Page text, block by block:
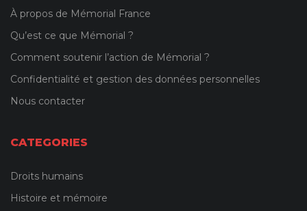
À propos de Mémorial France
Qu’est ce que Mémorial ?
Comment soutenir l’action de Mémorial ?
Confidentialité et gestion des données personnelles
Nous contacter
CATEGORIES
Droits humains
Histoire et mémoire